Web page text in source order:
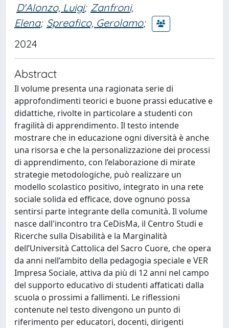
D'Alonzo, Luigi; Zanfroni,
Elena; Spreafico, Gerolamo;
2024
Abstract
Il volume presenta una ragionata serie di
approfondimenti teorici e buone prassi educative e
didattiche, rivolte in particolare a studenti con
fragilità di apprendimento. Il testo intende
mostrare che in educazione ogni diversità è anche
una risorsa e che la personalizzazione dei processi
di apprendimento, con l’elaborazione di mirate
strategie metodologiche, può realizzare un
modello scolastico positivo, integrato in una rete
sociale solida ed efficace, dove ognuno possa
sentirsi parte integrante della comunità. Il volume
nasce dall'incontro tra CeDisMa, il Centro Studi e
Ricerche sulla Disabilità e la Marginalità
dell’Università Cattolica del Sacro Cuore, che opera
da anni nell’ambito della pedagogia speciale e VER
Impresa Sociale, attiva da più di 12 anni nel campo
del supporto educativo di studenti affaticati dalla
scuola o prossimi a fallimenti. Le riflessioni
contenute nel testo divengono un punto di
riferimento per educatori, docenti, dirigenti